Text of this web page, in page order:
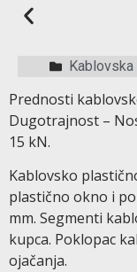
Kablovska
Prednosti
Dugotrajnost –
15 kN.
Kablovsko
plastično okno i
mm. Segmenti
kupca. Poklopac
ojačanja.